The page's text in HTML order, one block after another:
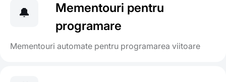
🔔
Mementouri pentru
programare
Mementouri automate pentru programarea viitoare